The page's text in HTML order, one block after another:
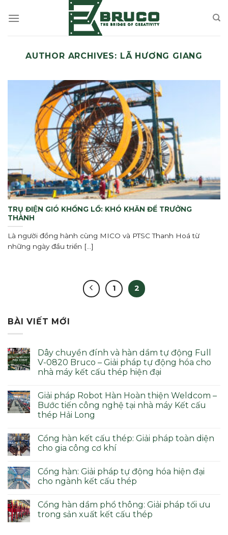
AUTHOR ARCHIVES: LÃ HƯƠNG GIANG
TRỤ ĐIỆN GIÓ KHỔNG LỒ: KHÓ KHĂN ĐỂ TRƯỞNG
THÀNH
Là người đồng hành cùng MICO và PTSC Thanh Hoá từ
những ngày đầu triển [...]
1 2
BÀI VIẾT MỚI
Dây chuyền đính và hàn dầm tự động Full
V-0820 Bruco – Giải pháp tự động hóa cho
nhà máy kết cấu thép hiện đại
Giải pháp Robot Hàn Hoàn thiện Weldcom –
Bước tiến công nghệ tại nhà máy Kết cấu
thép Hải Long
Cổng hàn kết cấu thép: Giải pháp toàn diện
cho gia công cơ khí
Cổng hàn: Giải pháp tự động hóa hiện đại
cho ngành kết cấu thép
Cổng hàn dầm phổ thông: Giải pháp tối ưu
trong sản xuất kết cấu thép